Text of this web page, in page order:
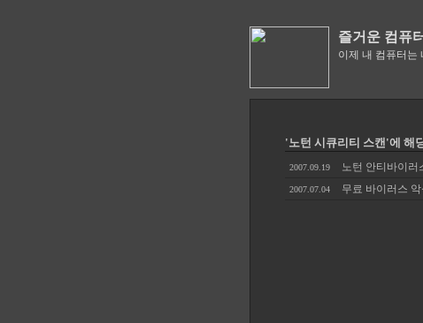
즐거운 컴퓨
이제 내 컴퓨터는
'노턴 시큐리티 스캔'에 해
2007.09.19 노턴 안티바이러
2007.07.04 무료 바이러스